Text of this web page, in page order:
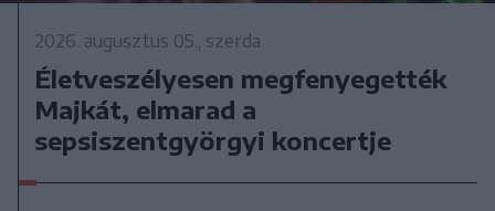
2026. augusztus 05., szerda
Életveszélyesen megfenyegették
Majkát, elmarad a
sepsiszentgyörgyi koncertje